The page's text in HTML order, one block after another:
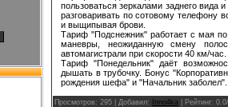
пользоваться зеркалами заднего вида
разговаривать по сотовому телефону
и выщипывая брови.
Тариф "Подснежник" работает с мая
маневры, неожиданную смену
автомагистрали при скорости 40 км/час.
Тариф "Понедельник" даёт
дышать в трубочку. Бонус
рождения шефа" и "Начальник заболел".
Просмотров: 295 | Добавил: Inno4ka Рейтинг: 0.0/